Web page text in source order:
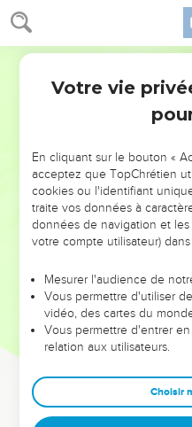
Esaïe 49
ramèneront tes fils en les
ramèneront tes filles en les
Tu auras, pour tes enfants,
nourrices, des rois comme
devant toi, le visage contre
pieds. Alors tu reconnaîtras
Va-t-on reprendre à
s’est emparé ? Va-t-on
prisonnier ?
Oui, et voici ce que
prisonnier, je vais arracher à
emparé ! Jérusalem, je vais
adversaires et délivrer tes
26
Je forcerai tes
s’enivrer de leur sang
Alors tout être vivant saura
Seigneur, et que j’ai pris ta
Votre vie
En cliquant sur le bouton «
acceptez que TopChrétien
cookies ou l'identifiant
traite vos données à
données de navigation et
votre compte utilisateur)
Mesurer l'audience de
Vous permettre d'utiliser
vidéo, des cartes du
Vous permettre d'entrer
relation aux utilisateurs.
Choisir